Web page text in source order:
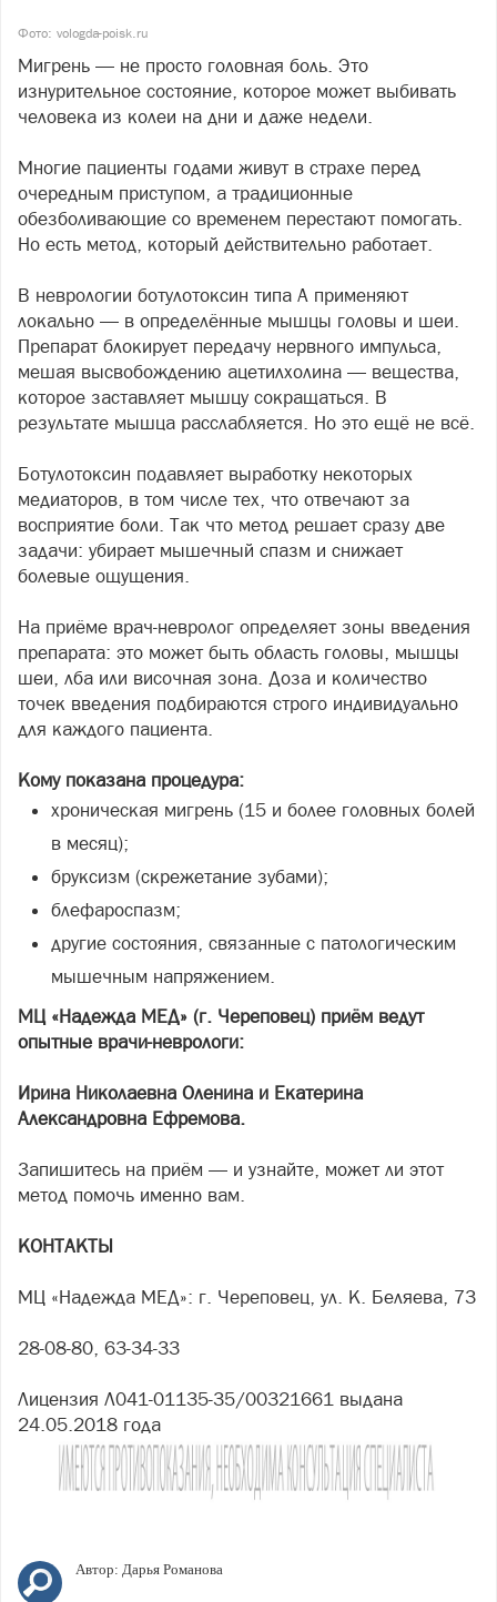
Фото: vologda-poisk.ru
Мигрень — не просто головная боль. Это
изнурительное состояние, которое может выбивать
человека из колеи на дни и даже недели.
Многие пациенты годами живут в страхе перед
очередным приступом, а традиционные
обезболивающие со временем перестают помогать.
Но есть метод, который действительно работает.
В неврологии ботулотоксин типа А применяют
локально — в определённые мышцы головы и шеи.
Препарат блокирует передачу нервного импульса,
мешая высвобождению ацетилхолина — вещества,
которое заставляет мышцу сокращаться. В
результате мышца расслабляется. Но это ещё не всё.
Ботулотоксин подавляет выработку некоторых
медиаторов, в том числе тех, что отвечают за
восприятие боли. Так что метод решает сразу две
задачи: убирает мышечный спазм и снижает
болевые ощущения.
На приёме врач-невролог определяет зоны введения
препарата: это может быть область головы, мышцы
шеи, лба или височная зона. Доза и количество
точек введения подбираются строго индивидуально
для каждого пациента.
Кому показана процедура:
хроническая мигрень (15 и более головных болей
в месяц);
бруксизм (скрежетание зубами);
блефароспазм;
другие состояния, связанные с патологическим
мышечным напряжением.
МЦ «Надежда МЕД» (г. Череповец) приём ведут
опытные врачи-неврологи:
Ирина Николаевна Оленина и Екатерина
Александровна Ефремова.
Запишитесь на приём — и узнайте, может ли этот
метод помочь именно вам.
КОНТАКТЫ
МЦ «Надежда МЕД»: г. Череповец, ул. К. Беляева, 73
28-08-80, 63-34-33
Лицензия Л041-01135-35/00321661 выдана
24.05.2018 года
Автор: Дарья Романова